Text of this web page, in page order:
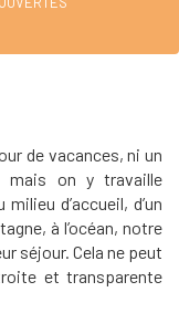
de vacances, ni un
mais on y travaille
d’accueil, d’un
à l’océan, notre
séjour. Cela ne peut
et transparente